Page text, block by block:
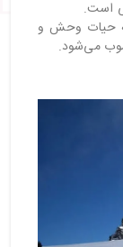
است.
حیات وحش و
می‌شود.